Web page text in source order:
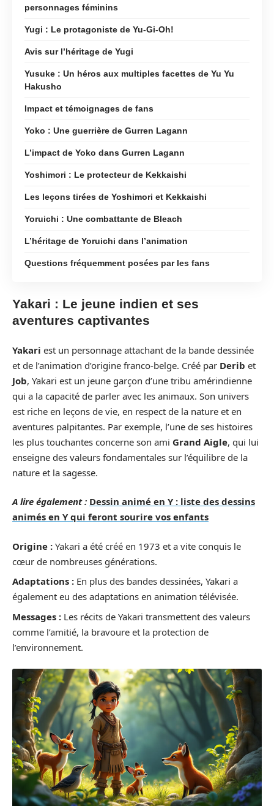
personnages féminins
Yugi : Le protagoniste de Yu-Gi-Oh!
Avis sur l’héritage de Yugi
Yusuke : Un héros aux multiples facettes de Yu Yu
Hakusho
Impact et témoignages de fans
Yoko : Une guerrière de Gurren Lagann
L’impact de Yoko dans Gurren Lagann
Yoshimori : Le protecteur de Kekkaishi
Les leçons tirées de Yoshimori et Kekkaishi
Yoruichi : Une combattante de Bleach
L’héritage de Yoruichi dans l’animation
Questions fréquemment posées par les fans
Yakari : Le jeune indien et ses
aventures captivantes
Yakari est un personnage attachant de la bande dessinée
et de l’animation d’origine franco-belge. Créé par Derib et
Job, Yakari est un jeune garçon d’une tribu amérindienne
qui a la capacité de parler avec les animaux. Son univers
est riche en leçons de vie, en respect de la nature et en
aventures palpitantes. Par exemple, l’une de ses histoires
les plus touchantes concerne son ami Grand Aigle, qui lui
enseigne des valeurs fondamentales sur l’équilibre de la
nature et la sagesse.
A lire également : Dessin animé en Y : liste des dessins
animés en Y qui feront sourire vos enfants
Origine : Yakari a été créé en 1973 et a vite conquis le
cœur de nombreuses générations.
Adaptations : En plus des bandes dessinées, Yakari a
également eu des adaptations en animation télévisée.
Messages : Les récits de Yakari transmettent des valeurs
comme l’amitié, la bravoure et la protection de
l’environnement.